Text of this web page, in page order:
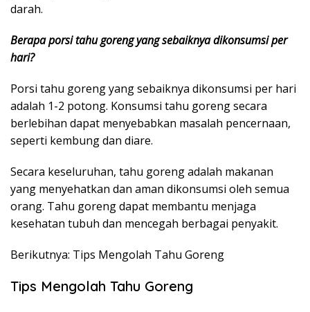
darah.
Berapa porsi tahu goreng yang sebaiknya dikonsumsi per
hari?
Porsi tahu goreng yang sebaiknya dikonsumsi per hari
adalah 1-2 potong. Konsumsi tahu goreng secara
berlebihan dapat menyebabkan masalah pencernaan,
seperti kembung dan diare.
Secara keseluruhan, tahu goreng adalah makanan
yang menyehatkan dan aman dikonsumsi oleh semua
orang. Tahu goreng dapat membantu menjaga
kesehatan tubuh dan mencegah berbagai penyakit.
Berikutnya: Tips Mengolah Tahu Goreng
Tips Mengolah Tahu Goreng